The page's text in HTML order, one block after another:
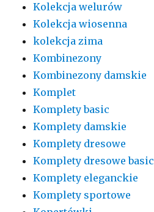
Kolekcja welurów
Kolekcja wiosenna
kolekcja zima
Kombinezony
Kombinezony damskie
Komplet
Komplety basic
Komplety damskie
Komplety dresowe
Komplety dresowe basic
Komplety eleganckie
Komplety sportowe